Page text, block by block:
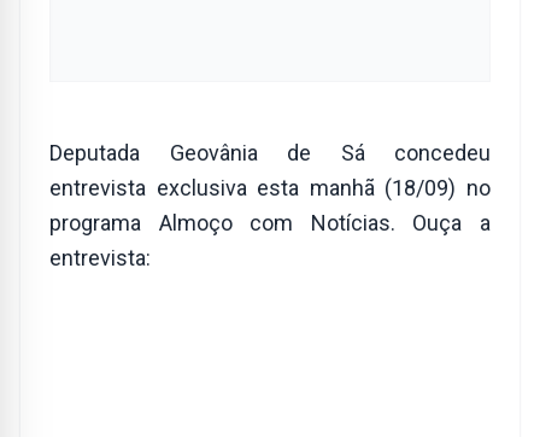
Deputada Geovânia de Sá concedeu
entrevista exclusiva esta manhã (18/09) no
programa Almoço com Notícias. Ouça a
entrevista: